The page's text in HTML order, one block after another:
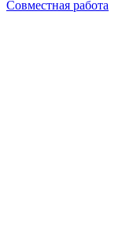
Совместная работа